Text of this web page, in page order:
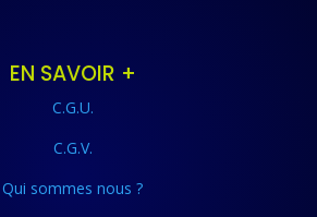
EN SAVOIR +
C.G.U.
C.G.V.
Qui sommes nous ?